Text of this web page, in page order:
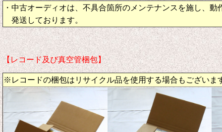
・中古オーディオは、不具合箇所のメンテナンスを施し、動
発送しております。
【レコード及び真空管梱包】
※レコードの梱包はリサイクル品を使用する場合もございま